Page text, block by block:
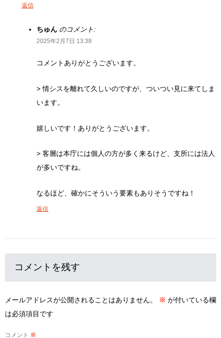
返信
ちゅん のコメント:
2025年2月7日 13:38
コメントありがとうございます。
> 情シスを離れて久しいのですが、ついつい見に来てしま
います。
嬉しいです！ありがとうございます。
> 客層は本庁には個人の方が多く来るけど、支所には法人
が多いですね。
なるほど、確かにそういう要素もありそうですね！
返信
コメントを残す
メールアドレスが公開されることはありません。 ※ が付いている欄
は必須項目です
コメント ※